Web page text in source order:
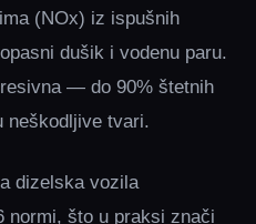
(NOx) iz ispušnih
dušik i vodenu paru.
— do 90% štetnih
neškodljive tvari.
dizelska vozila
normi, što u praksi znači